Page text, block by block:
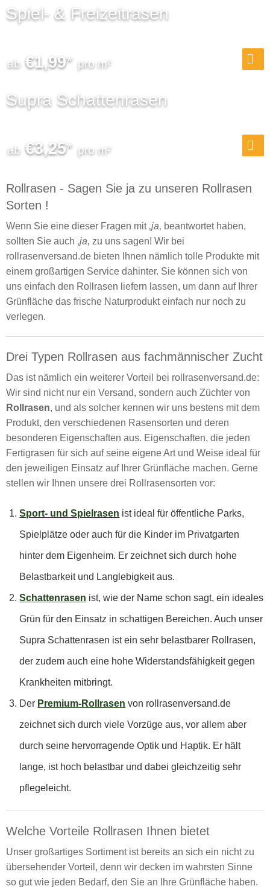
Spiel- & Freizeitrasen
€1,99*
Supra Schattenrasen
€3,25*
Rollrasen - Sagen Sie ja zu unseren Rollrasen
Sorten !
Wenn Sie eine dieser Fragen mit ‚ja‚ beantwortet haben,
sollten Sie auch ‚ja‚ zu uns sagen! Wir bei
rollrasenversand.de bieten Ihnen nämlich tolle Produkte mit
einem großartigen Service dahinter. Sie können sich von
uns einfach den Rollrasen liefern lassen, um dann auf Ihrer
Grünfläche das frische Naturprodukt einfach nur noch zu
verlegen.
Drei Typen Rollrasen aus fachmännischer Zucht
Das ist nämlich ein weiterer Vorteil bei rollrasenversand.de:
Wir sind nicht nur ein Versand, sondern auch Züchter von
Rollrasen, und als solcher kennen wir uns bestens mit dem
Produkt, den verschiedenen Rasensorten und deren
besonderen Eigenschaften aus. Eigenschaften, die jeden
Fertigrasen für sich auf seine eigene Art und Weise ideal für
den jeweiligen Einsatz auf Ihrer Grünfläche machen. Gerne
stellen wir Ihnen unsere drei Rollrasensorten vor:
Sport- und Spielrasen ist ideal für öffentliche Parks,
Spielplätze oder auch für die Kinder im Privatgarten
hinter dem Eigenheim. Er zeichnet sich durch hohe
Belastbarkeit und Langlebigkeit aus.
Schattenrasen ist, wie der Name schon sagt, ein ideales
Grün für den Einsatz in schattigen Bereichen. Auch unser
Supra Schattenrasen ist ein sehr belastbarer Rollrasen,
der zudem auch eine hohe Widerstandsfähigkeit gegen
Krankheiten mitbringt.
Der Premium-Rollrasen von rollrasenversand.de
zeichnet sich durch viele Vorzüge aus, vor allem aber
durch seine hervorragende Optik und Haptik. Er hält
lange, ist hoch belastbar und dabei gleichzeitig sehr
pflegeleicht.
Welche Vorteile Rollrasen Ihnen bietet
Unser großartiges Sortiment ist bereits an sich ein nicht zu
übersehender Vorteil, denn wir decken im wahrsten Sinne
so gut wie jeden Bedarf, den Sie an Ihre Grünfläche haben.